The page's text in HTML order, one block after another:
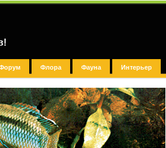
Флора Фауна Интерьер